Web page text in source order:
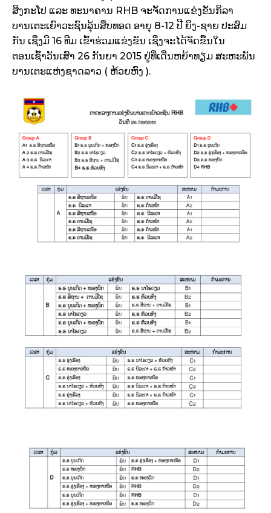
ສິງກະໂປ ແລະ ທະນາຄານ RHB ຈະຈັດການແຂ່ງຂັນກິລາ
ບານເຕະເຍົາວະຊົນລຸ້ນສຶບທອດ ອາຍຸ 8-12 ປີ ຍິງ-ຊາຍ ປະສົມ
ກັນ ເຊິ່ງມີ 16 ທີມ ເຂົ້າຮ່ວມແຂ່ງຂັນ ເຊິ່ງຈະໄດ້ຈັດຂຶ້ນໃນ
ຕອນເຊົ້າວັນເສົາ 26 ກັນຍາ 2015 ຢູ່ທີ່ເດີ່ນຫຍ້າທຽມ ສະຫະພັນ
ບານເຕະແຫ່ງຊາດລາວ ( ຫ້ວຍຫົງ ).